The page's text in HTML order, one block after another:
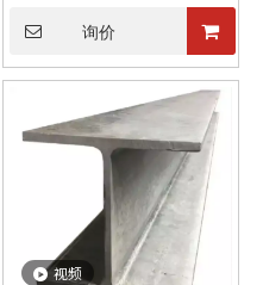
询价
视频